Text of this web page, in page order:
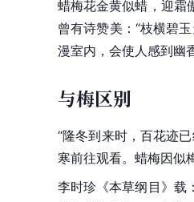
蜡梅花金黄似蜡，迎霜
曾有诗赞美：“枝横碧玉
漫室内，会使人感到幽
与梅区别
“隆冬到来时，百花迹
寒前往观看。 蜡梅因似
李时珍 《本草纲目 》载